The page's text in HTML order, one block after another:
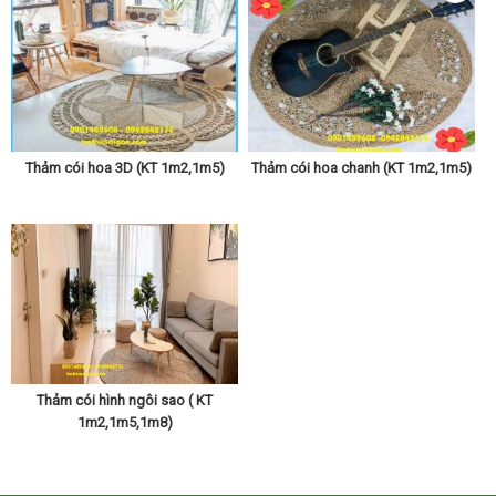
Họa tiết thảm cóicủa chúng tôi có:Họa tiết ngôi sao,tròn
trơn,ngôi sao và hoa..
Anh chị mua hàng có thể liên hệ trực tiếp hoặc Kết Bạn Zalo qua
hai số điện thoại : 0901489608 - 0942842176 để được xem nhiều
mẫu hơn
Thảm cói hoa 3D (KT 1m2,1m5) Thảm cói hoa chanh (KT 1m2,1m5)
Thảm cói hình ngôi sao ( KT
1m2,1m5,1m8)